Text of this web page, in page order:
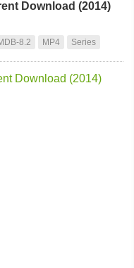
Download (2014)
8.2 MP4 Series